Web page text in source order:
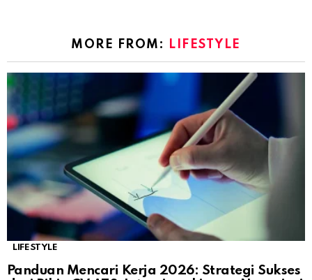
MORE FROM: LIFESTYLE
LIFESTYLE
Panduan Mencari Kerja 2026: Strategi Sukses